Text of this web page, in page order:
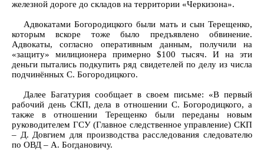
железной дороге до складов на территории «Черкизона».
Адвокатами Богородицкого были мать и сын Терещенко,
которым вскоре тоже было предъявлено обвинение.
Адвокаты, согласно оперативным данным, получили на
«защиту» милиционера примерно $100 тысяч. И на эти
деньги пытались подкупить ряд свидетелей по делу из числа
подчинённых С. Богородицкого.
Далее Багатурия сообщает в своем письме: «В первый
рабочий день СКП, дела в отношении С. Богородицкого, а
также в отношении Терещенко были переданы новым
руководителем ГСУ (Главное следственное управление) СКП
– Д. Довгием для производства расследования следователю
по ОВД – А. Богдановичу.